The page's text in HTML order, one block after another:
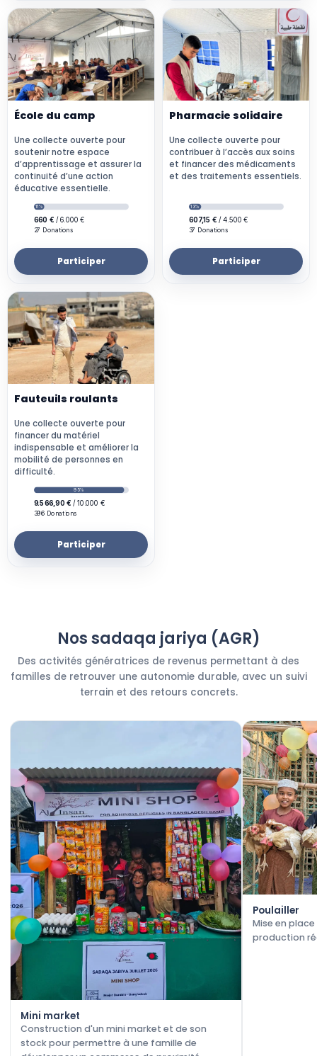
École du camp
Une collecte ouverte pour
soutenir notre espace
d’apprentissage et assurer la
continuité d’une action
éducative essentielle.
Participer
Pharmacie solidaire
Une collecte ouverte pour
contribuer à l’accès aux soins
et financer des médicaments
et des traitements essentiels.
Participer
Fauteuils roulants
Une collecte ouverte pour
financer du matériel
indispensable et améliorer la
mobilité de personnes en
difficulté.
Participer
Nos sadaqa jariya (AGR)
Des activités génératrices de revenus permettant à des
familles de retrouver une autonomie durable, avec un suivi
terrain et des retours concrets.
Mini market
Construction d'un mini market et de son
stock pour permettre à une famille de
Poulailler
Mise en
production